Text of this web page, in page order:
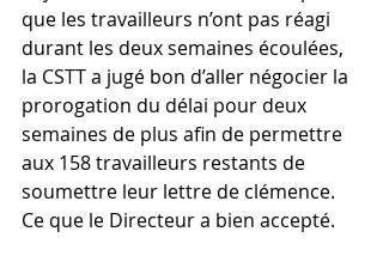
que les travailleurs n’ont pas réagi
durant les deux semaines écoulées,
la CSTT a jugé bon d’aller négocier la
prorogation du délai pour deux
semaines de plus afin de permettre
aux 158 travailleurs restants de
soumettre leur lettre de clémence.
Ce que le Directeur a bien accepté.